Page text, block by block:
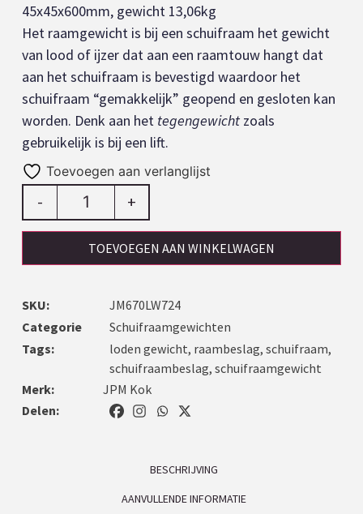
45x45x600mm, gewicht 13,06kg
Het raamgewicht is bij een schuifraam het gewicht
van lood of ijzer dat aan een raamtouw hangt dat
aan het schuifraam is bevestigd waardoor het
schuifraam “gemakkelijk” geopend en gesloten kan
worden. Denk aan het tegengewichtzoals
gebruikelijk is bij een lift.
Toevoegen aan verlanglijst
- +
TOEVOEGEN AAN WINKELWAGEN
SKU:
JM670LW724
Categorie
Schuifraamgewichten
Tags:
loden gewicht, raambeslag, schuifraam,
schuifraambeslag, schuifraamgewicht
Merk:
JPM Kok
Delen:
BESCHRIJVING
AANVULLENDE INFORMATIE